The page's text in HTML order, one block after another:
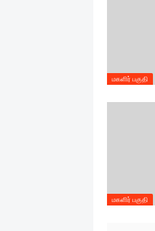
மகளிர் பகுதி
மகளிர் பகுதி